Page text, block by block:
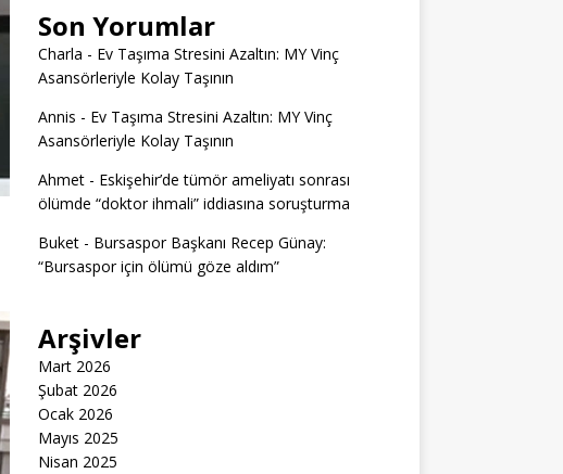
Son Yorumlar
Charla - Ev Taşıma Stresini Azaltın: MY Vinç
Asansörleriyle Kolay Taşının
Annis - Ev Taşıma Stresini Azaltın: MY Vinç
Asansörleriyle Kolay Taşının
Ahmet- Eskişehir’de tümör ameliyatı sonrası
ölümde “doktor ihmali” iddiasına soruşturma
Buket- Bursaspor Başkanı Recep Günay:
“Bursaspor için ölümü göze aldım”
Arşivler
Mart 2026
Şubat 2026
Ocak 2026
Mayıs 2025
Nisan 2025